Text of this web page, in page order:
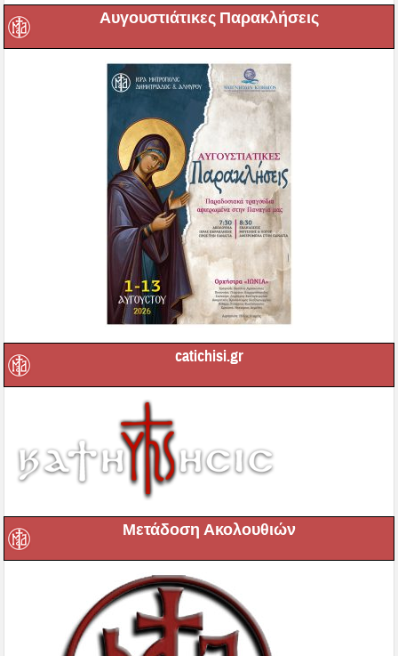
Αυγουστιάτικες Παρακλήσεις
catichisi.gr
Μετάδοση Ακολουθιών